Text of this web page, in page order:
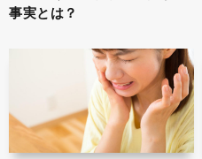
事実とは？